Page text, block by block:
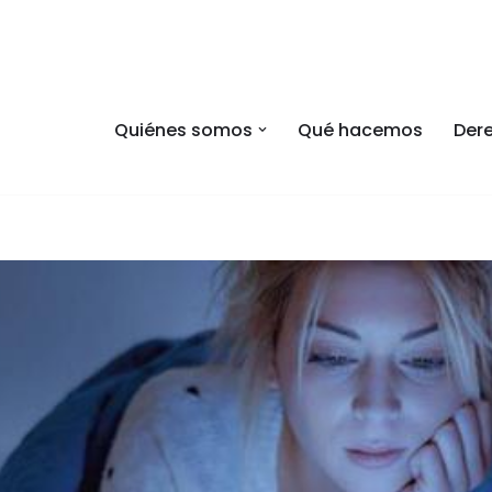
Quiénes somos Qué hacemos